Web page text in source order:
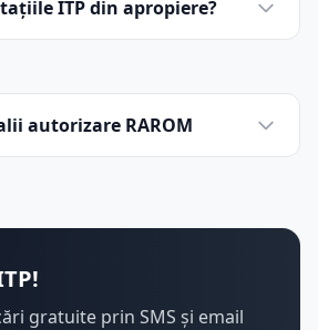
ITP din apropiere?
autorizare RAROM
gratuite prin SMS și email